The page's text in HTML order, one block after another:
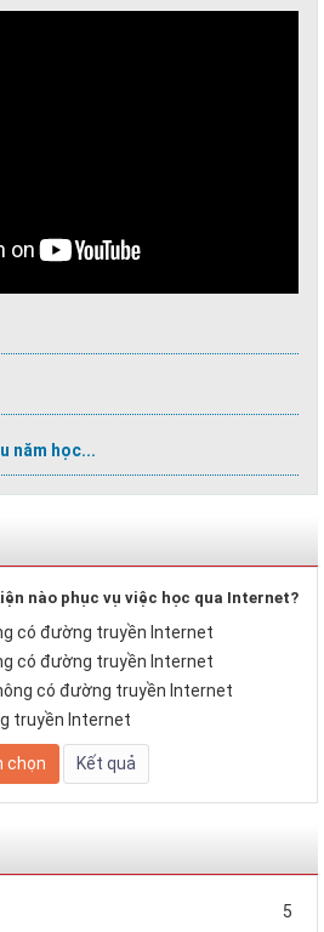
năm học...
nào phục vụ việc học qua Internet?
có đường truyền Internet
có đường truyền Internet
có đường truyền Internet
truyền Internet
5